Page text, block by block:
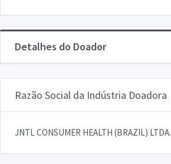
Detalhes do Doador
Razão Social da Indústria Doadora
JNTL CONSUMER HEALTH (BRAZIL) LTDA.